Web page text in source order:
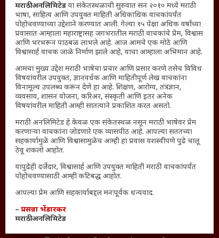
संग्रह
English To Marathi
English To Hindi
Kruti Dev Unicode
Polls Archive
Shop Unlimited
Thought For The Day
सामान्य आजारांवर गावठी उपाय – घरच्या घरी मिळवा प्राथमिक
आराम
आजच्या युगातील तरुण पिढी कुठे हरवली?
महाराष्ट्रातील किल्ल्यांचे महत्त्व : स्वराज्याच्या वैभवशाली इतिहासाचे
साक्षीदार
₹370 ची बिर्याणी” आणि हरवत चाललेली संवेदनशीलता : आजच्या
तरुणांच्या मनात नेमकं काय चाललंय?
महाराष्ट्रातील बदलत्या हवामानाचा शेतीवर वाढता परिणाम:
मराठी अनलिमिटेड या संकेतस्थळाची सुरुवात सन २०१० मध्ये मराठी
भाषा, साहित्य आणि उपयुक्त माहिती अधिकाधिक वाचकांपर्यंत
पोहोचवण्याच्या उद्देशाने करण्यात आली. गेल्या १५ पेक्षा अधिक वर्षांच्या
प्रवासात आम्हाला महाराष्ट्रासह जगभरातील मराठी वाचकांचे प्रेम, विश्वास
आणि भरभरून पाठबळ लाभले आहे. आज आमचे एक मोठे आणि
विश्वासार्ह वाचक जाळे निर्माण झाले आहे, याचा आम्हाला अभिमान आहे.
आमचा मुख्य उद्देश मराठी भाषेचा प्रचार आणि प्रसार करणे तसेच विविध
विषयांवरील उपयुक्त, ज्ञानवर्धक आणि माहितीपूर्ण लेख वाचकांना
विनामूल्य उपलब्ध करून देणे हा आहे. शिक्षण, आरोग्य, तंत्रज्ञान,
व्यवसाय, शासन योजना, करिअर, संस्कृती आणि इतर अनेक
विषयांवरील माहिती आम्ही सातत्याने प्रकाशित करत असतो.
मराठी अनलिमिटेड हे केवळ एक संकेतस्थळ नसून मराठी भाषेवर प्रेम
करणाऱ्या वाचकांना जोडणारे एक व्यासपीठ आहे. आपल्या सततच्या
सहकार्यामुळे आणि विश्वासामुळेच आम्ही हा प्रवास यशस्वीपणे पुढे चालू
ठेवू शकलो आहोत.
यापुढेही दर्जेदार, विश्वासार्ह आणि उपयुक्त माहिती मराठी वाचकांपर्यंत
पोहोचवण्यासाठी आम्ही कटिबद्ध आहोत.
आपल्या प्रेम आणि सहकार्याबद्दल मनःपूर्वक धन्यवाद.
–प्रसन्ना भेंडारकर
मराठी अनलिमिटेड